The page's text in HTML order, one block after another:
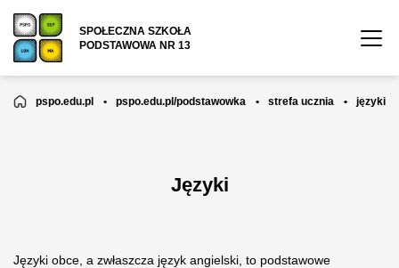
SPOŁECZNA SZKOŁA
PODSTAWOWA NR 13
pspo.edu.pl • pspo.edu.pl/podstawowka • strefa ucznia • języki
Języki
Języki obce, a zwłaszcza język angielski, to podstawowe